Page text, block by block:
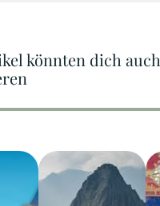
könnten dich auch